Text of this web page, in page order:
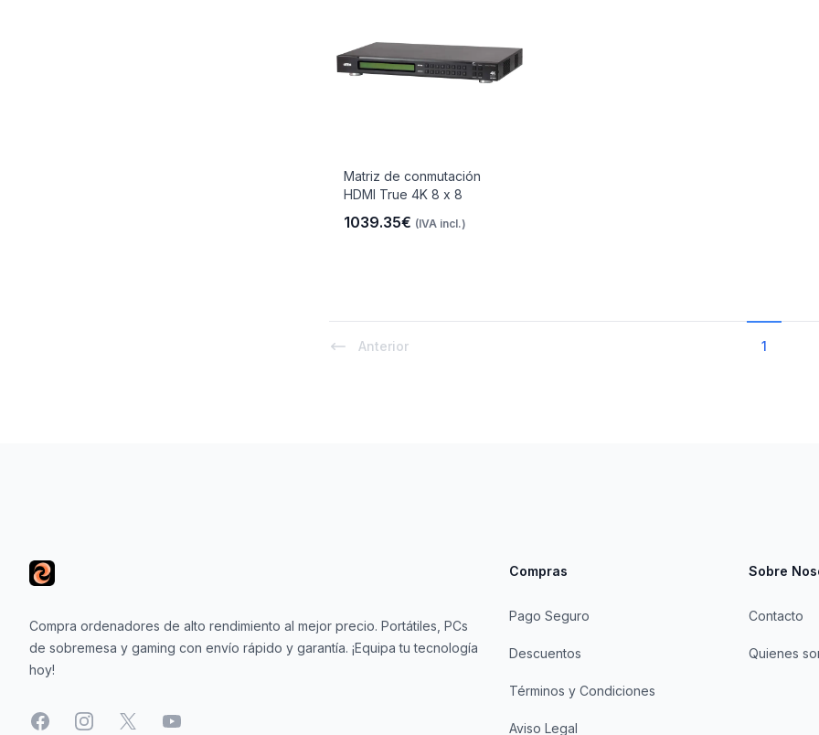
Matriz de conmutación
HDMI True 4K 8 x 8
1039.35€ (IVA incl.)
Anterior 1
Compra ordenadores de alto rendimiento al mejor precio. Portátiles, PCs
de sobremesa y gaming con envío rápido y garantía. ¡Equipa tu tecnología
hoy!
FacebookInstagram
X YouTube
Compras
Pago Seguro
Descuentos
Términos y Condiciones
Aviso Legal
Sobre
Contacto
Quienes